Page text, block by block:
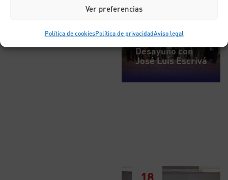
Ver preferencias
Política de cookiesPolítica de privacidadAviso legal
JUL
Desayuno con
José Luis Escrivá